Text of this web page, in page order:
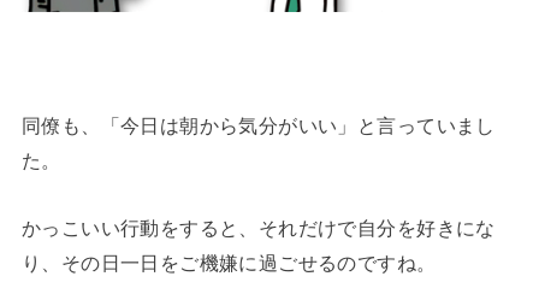
同僚も、「今日は朝から気分がいい」と言っていまし
た。
かっこいい行動をすると、それだけで自分を好きにな
り、その日一日をご機嫌に過ごせるのですね。